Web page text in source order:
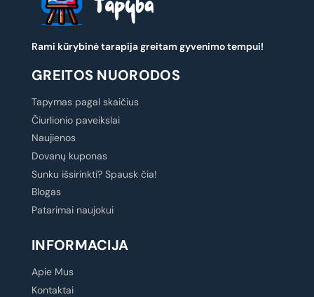
Rami kūrybinė tarapija greitam gyvenimo tempui!
GREITOS NUORODOS
Tapymas pagal skaičius
Čiurlionio paveikslai
Naujienos
Dovanų kuponas
Sunku išsirinkti? Spausk čia!
Blogas
Patarimai naujokui
INFORMACIJA
Apie Mus
Kontaktai